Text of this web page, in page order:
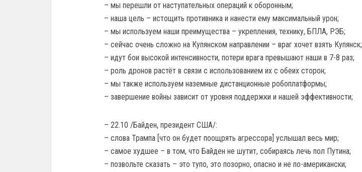
– мы перешли от наступательных операций к оборонным;
– наша цель – истощить противника и нанести ему максимальный урон;
– мы используем наши преимущества – укрепления, технику, БПЛА, РЭБ;
– сейчас очень сложно на Купянском направлении – враг хочет взять Купянск;
– идут бои высокой интенсивности, потери врага превышают наши в 7-8 раз;
– роль дронов растёт в связи с использованием их с обеих сторон;
– мы также используем наземные дистанционные робоплатформы;
– завершение войны зависит от уровня поддержки и нашей эффективности;
– 22.10 /Байден, президент США/:
– слова Трампа [что он будет поощрять агрессора] услышал весь мир;
– самое худшее – в том, что Байден не шутит, собираясь лечь пол Путина;
– позвольте сказать – это тупо, это позорно, опасно и не по-американски;